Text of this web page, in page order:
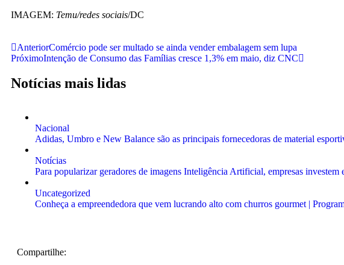
IMAGEM: Temu/redes sociais/DC
AnteriorComércio pode ser multado se ainda vender embalagem sem lupa
PróximoIntenção de Consumo das Famílias cresce 1,3% em maio, diz CNC
Notícias mais lidas
Nacional
Adidas, Umbro e New Balance são as principais fornecedoras de material
Notícias
Para popularizar geradores de imagens Inteligência Artificial, empresas investem
Uncategorized
Conheça a empreendedora que vem lucrando alto com churros gourmet |
Compartilhe: